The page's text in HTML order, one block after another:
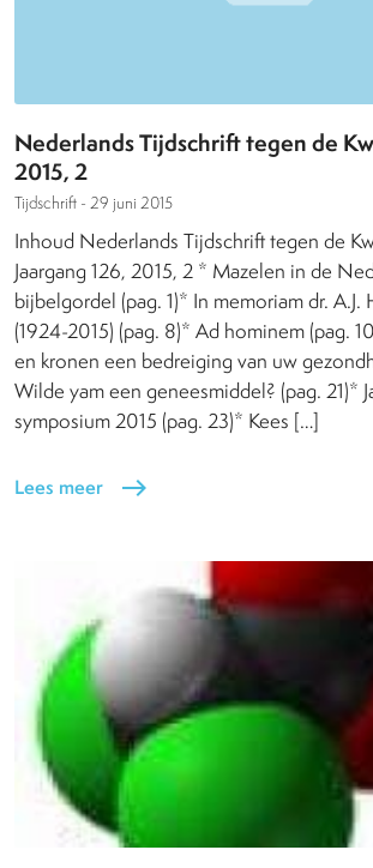
Nederlands Tijdschrift tegen de
2015, 2
Tijdschrift - 29 juni 2015
Inhoud Nederlands Tijdschrift tegen de
Jaargang 126, 2015, 2 * Mazelen in de
bijbelgordel (pag. 1)* In memoriam dr. A.J.
(1924-2015) (pag. 8)* Ad hominem (pag.
en kronen een bedreiging van uw
Wilde yam een geneesmiddel? (pag. 21)*
symposium 2015 (pag. 23)* Kees […]
Lees meer east